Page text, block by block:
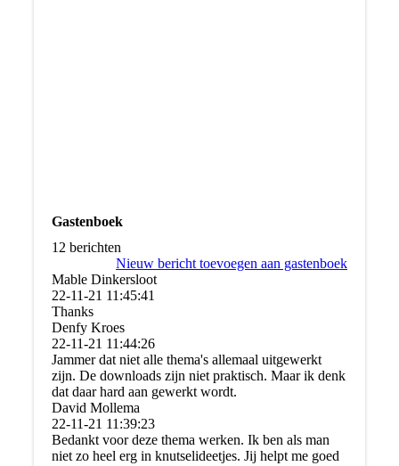
Gastenboek
12 berichten
Nieuw bericht toevoegen aan gastenboek
Mable Dinkersloot
22-11-21 11:45:41
Thanks
Denfy Kroes
22-11-21 11:44:26
Jammer dat niet alle thema's allemaal uitgewerkt
zijn. De downloads zijn niet praktisch. Maar ik denk
dat daar hard aan gewerkt wordt.
David Mollema
22-11-21 11:39:23
Bedankt voor deze thema werken. Ik ben als man
niet zo heel erg in knutselideetjes. Jij helpt me goed